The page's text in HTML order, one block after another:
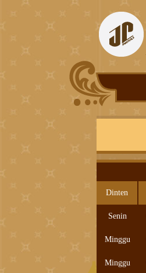
Dinten
Senin
Minggu
Minggu